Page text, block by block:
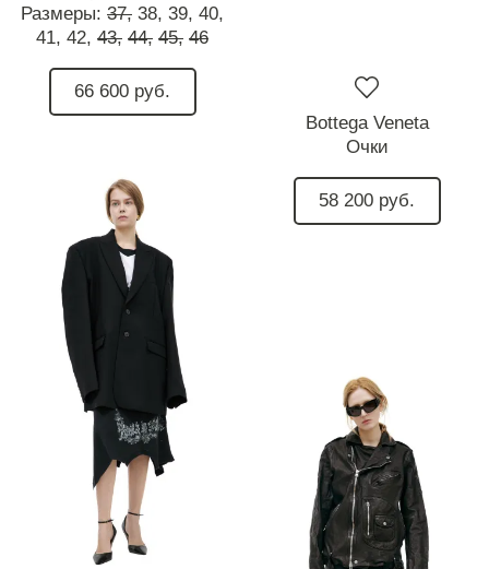
Размеры: 37, 38, 39, 40,
41, 42, 43, 44, 45, 46
66 600 руб.
Bottega Veneta
Очки
58 200 руб.